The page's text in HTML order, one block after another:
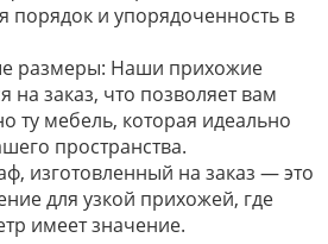
порядок и упорядоченность в
размеры: Наши прихожие
на заказ, что позволяет вам
ту мебель, которая идеально
пространства.
изготовленный на заказ — это
для узкой прихожей, где
имеет значение.